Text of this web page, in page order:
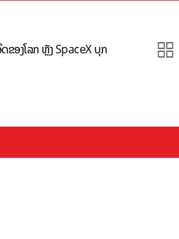
ຂອງໂລກ ຫຼັງ SpaceX ບຸກ